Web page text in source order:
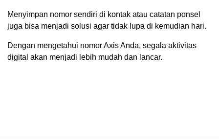
Menyimpan nomor sendiri di kontak atau catatan ponsel
juga bisa menjadi solusi agar tidak lupa di kemudian hari.
Dengan mengetahui nomor Axis Anda, segala aktivitas
digital akan menjadi lebih mudah dan lancar.